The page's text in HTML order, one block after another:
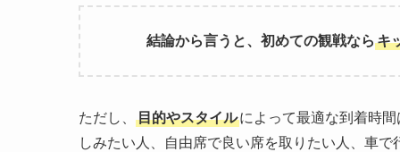
結論から言うと、初めての観戦なら キ
ただし、 目的やスタイルによって最適な到着時
しみたい人、自由席で良い席を取りたい人、車